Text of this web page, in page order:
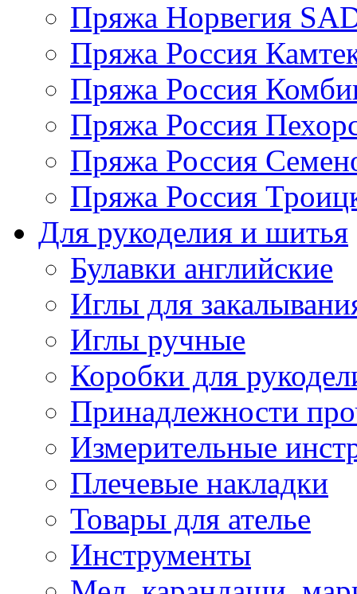
Пряжа Норвегия
Пряжа Россия
Пряжа Россия
Пряжа Россия
Пряжа Россия
Пряжа Россия
Для рукоделия и шитья
Булавки английские
Иглы для
Иглы ручные
Коробки для
Принадлежности
Измерительные
Плечевые накладки
Товары для ателье
Инструменты